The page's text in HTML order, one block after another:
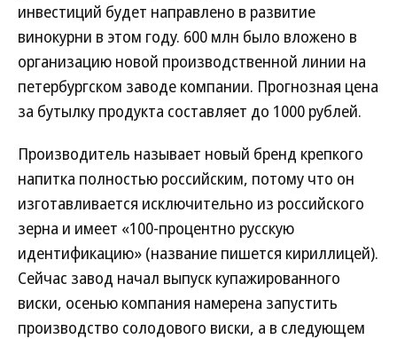
инвестиций будет направлено в развитие
винокурни в этом году. 600 млн было вложено в
организацию новой производственной линии на
петербургском заводе компании. Прогнозная цена
за бутылку продукта составляет до 1000 рублей.
Производитель называет новый бренд крепкого
напитка полностью российским, потому что он
изготавливается исключительно из российского
зерна и имеет «100-процентно русскую
идентификацию» (название пишется кириллицей).
Сейчас завод начал выпуск купажированного
виски, осенью компания намерена запустить
производство солодового виски, а в следующем